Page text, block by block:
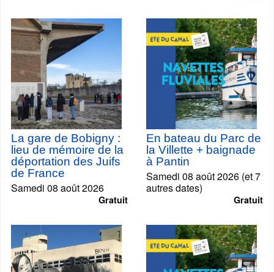
La gare de Bobigny :
lieu de mémoire de la
déportation des Juifs
de France
Samedi 08 août 2026
Gratuit
En bateau du Parc de
la Villette + baignade
à Pantin
Samedi 08 août 2026 (et 7
autres dates)
Gratuit